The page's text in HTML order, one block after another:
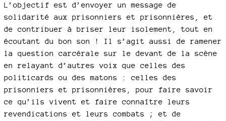
L’objectif est d’envoyer un message de
solidarité aux prisonniers et prisonnières, et
de contribuer à briser leur isolement, tout en
écoutant du bon son ! Il s’agit aussi de ramener
la question carcérale sur le devant de la scène
en relayant d’autres voix que celles des
politicards ou des matons : celles des
prisonniers et prisonnières, pour faire savoir
ce qu’ils vivent et faire connaître leurs
revendications et leurs combats ; et de